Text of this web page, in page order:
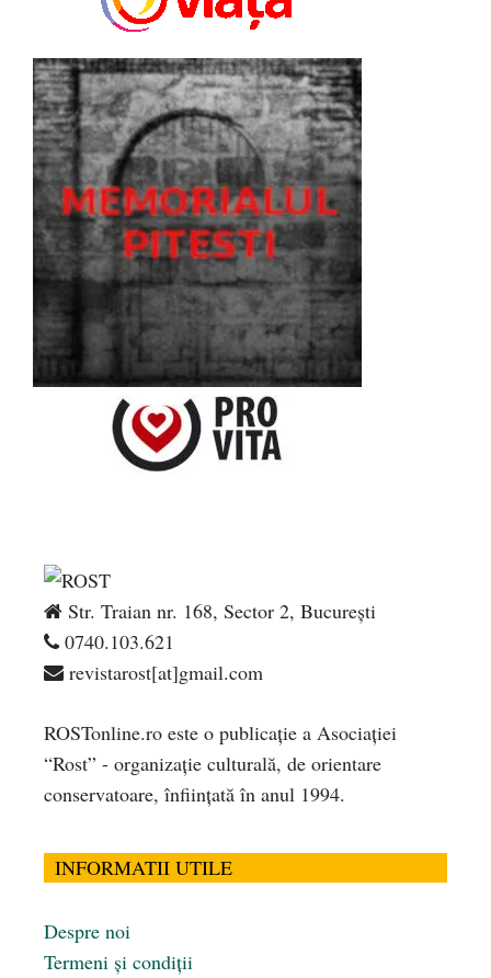
Str. Traian nr. 168, Sector 2, București
0740.103.621
revistarost[at]gmail.com
ROSTonline.ro este o publicaţie a Asociaţiei
“Rost” - organizaţie culturală, de orientare
conservatoare, înfiinţată în anul 1994.
INFORMATII UTILE
Despre noi
Termeni și condiții